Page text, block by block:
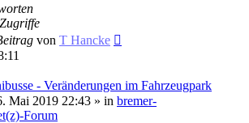
Zugriffe
von T Hancke
- Veränderungen im Fahrzeugpark
Mai 2019 22:43 » in bremer-
Forum